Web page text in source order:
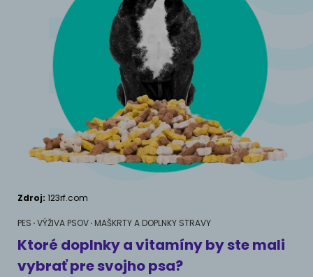
VÝŽIVA PSOV
Krmivá
Výživové poradenstvo
Maškrty a doplnky stravy
VÝCHOVA PSOV
Správanie
Školenia
MÁM PSA
Prevencia
VÝŽIVA PRE MAČKY
Krmivá
Výživové poradenstvo
Maškrty a doplnky stravy
MAM MAČKU
Ako rozumieť mačke
Život s mačkou
PLAZY A OBOJŽIVELNÍKY
AKVÁRIOVÉ RYBY
KONE
ČLÁNKY O ESG A UDRŽATEĽNOM ROZVOJI
Zdroj: 123rf.com
PES VÝŽIVA PSOV MAŠKRTY A DOPLNKY STRAVY
Ktoré doplnky a vitamíny by ste mali
vybrať pre svojho psa?